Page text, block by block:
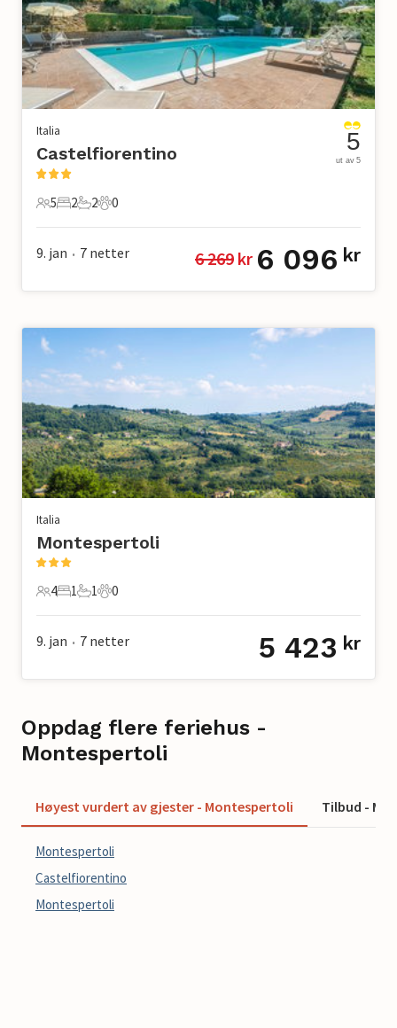
Italia
Castelfiorentino
5 Gjester
5
2 Soverom
2
2 Bad
2
0 Kjæledyr
0
5
ut av 5
9. jan • 7 netter 6 269 kr 6 096 kr
Italia
Montespertoli
4 Gjester
4
1 Soverom
1
1 Bad
1
0 Kjæledyr
0
9. jan • 7 netter 5 423 kr
Oppdag flere feriehus -
Montespertoli
Høyest vurdert av gjester - Montespertoli Tilbud -
Montespertoli
Castelfiorentino
Montespertoli